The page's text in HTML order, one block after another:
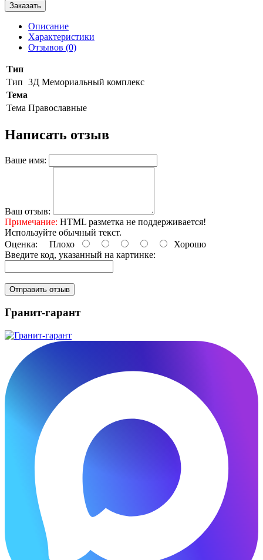
Заказать
Описание
Характеристики
Отзывов (0)
Тип
Тип 3Д Мемориальный комплекс
Тема
Тема Православные
Написать отзыв
Ваше имя:
Ваш отзыв:
Примечание: HTML разметка не поддерживается!
Используйте обычный текст.
Оценка: Плохо
Хорошо
Введите код, указанный на картинке:
Отправить отзыв
Гранит-гарант